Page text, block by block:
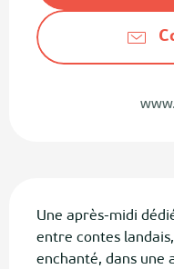
Une après-midi
entre contes
enchanté, dans une